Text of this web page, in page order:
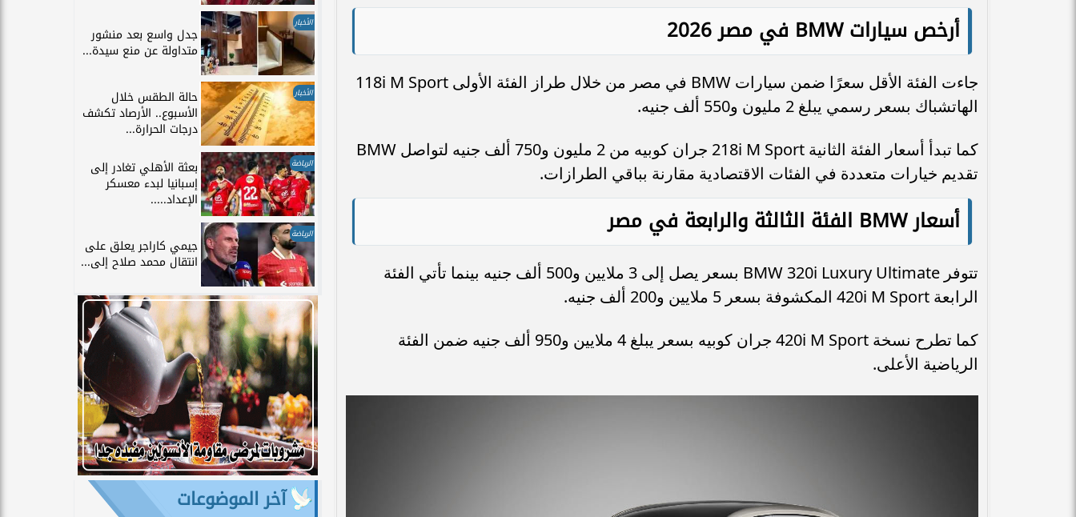
أرخص سيارات BMW في مصر 2026
جاءت الفئة الأقل سعرًا ضمن سيارات BMW في مصر من خلال طراز الفئة الأولى 118i M Sport
الهاتشباك بسعر رسمي يبلغ 2 مليون و550 ألف جنيه.
كما تبدأ أسعار الفئة الثانية 218i M Sport جران كوبيه من 2 مليون و750 ألف جنيه لتواصل BMW
تقديم خيارات متعددة في الفئات الاقتصادية مقارنة بباقي الطرازات.
أسعار BMW الفئة الثالثة والرابعة في مصر
تتوفر BMW 320i Luxury Ultimate بسعر يصل إلى 3 ملايين و500 ألف جنيه بينما تأتي الفئة
الرابعة 420i M Sport المكشوفة بسعر 5 ملايين و200 ألف جنيه.
كما تطرح نسخة 420i M Sport جران كوبيه بسعر يبلغ 4 ملايين و950 ألف جنيه ضمن الفئة
الرياضية الأعلى.
الأخبار
جدل واسع بعد منشور
متداولة عن منع سيدة...
الأخبار حالة الطقس خلال
الأسبوع.. الأرصاد تكشف
درجات الحرارة...
الرياضة بعثة الأهلي تغادر إلى
إسبانيا لبدء معسكر
الإعداد.....
الرياضة
جيمي كاراجر يعلق على
انتقال محمد صلاح إلى...
آخر الموضوعات